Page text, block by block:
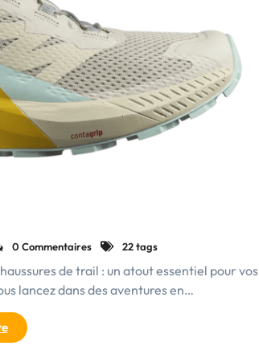
0 Commentaires 22 tags
de trail : un atout essentiel pour vos
lancez dans des aventures en…
"Choisir
la